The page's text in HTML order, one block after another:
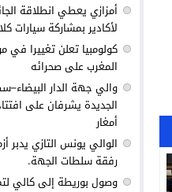
أمزازي يعطي انطلاقة
لأكادير بمشاركة سيارات
كولومبيا تعلن تغييرا
المغرب على صحرائه
والي جهة الدار
الجديدة يشرفان على
أمغار
الوالي يونس التازي يدبر
رفقة سلطات الجهة.
وصول بوريطة إلى كالي